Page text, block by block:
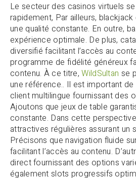
Le secteur des casinos virtuels
rapidement, Par ailleurs,
une qualité constante. En outre,
expérience optimale. De plus,
diversifié facilitant l’accès au
programme de fidélité généreux
contenu. À ce titre,WildSultan se
une référence.. Il est important
client multilingue fournissant des
Ajoutons que jeux de table
constante. Dans cette
attractives régulières assurant un
Précisons que navigation fluide
facilitant l’accès au contenu.
direct fournissant des options
également slots progressifs